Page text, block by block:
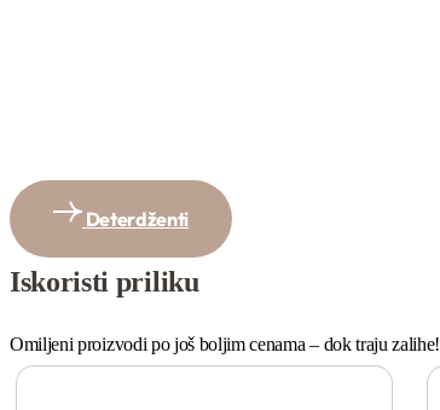
Deterdženti
Iskoristi priliku
Omiljeni proizvodi po još boljim cenama – dok traju zalihe!